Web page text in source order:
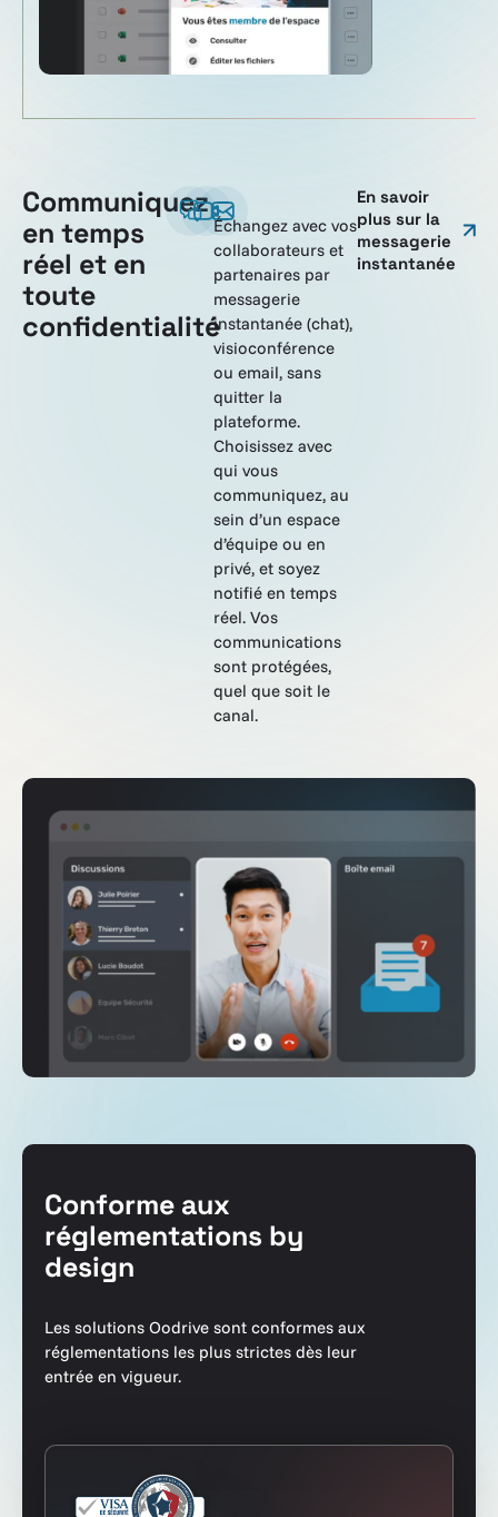
Communiquez
en temps
réel et en
toute
confidentialité
Échangez avec vos
collaborateurs et
partenaires par
messagerie
instantanée (chat),
visioconférence
ou email, sans
quitter la
plateforme.
Choisissez avec
qui vous
communiquez, au
sein d’un espace
d’équipe ou en
privé, et soyez
notifié en temps
réel. Vos
communications
sont protégées,
quel que soit le
canal.
En savoir
plus sur la
messagerie
instantanée
Conforme aux
réglementations by
design
Les solutions Oodrive sont conformes aux
réglementations les plus strictes dès leur
entrée en vigueur.